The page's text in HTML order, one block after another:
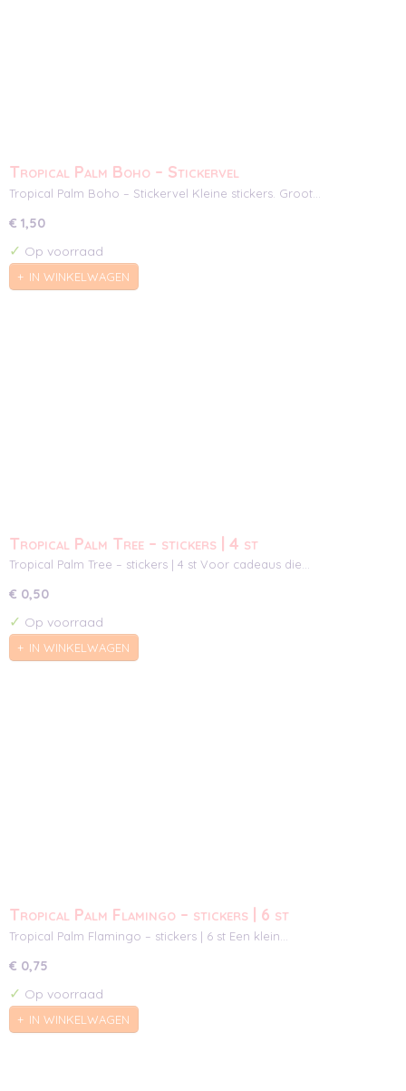
Tropical Palm Boho – Stickervel
Tropical Palm Boho – Stickervel Kleine stickers. Groot…
€ 1,50
✓ Op voorraad
IN WINKELWAGEN
Tropical Palm Tree – stickers | 4 st
Tropical Palm Tree – stickers | 4 st Voor cadeaus die…
€ 0,50
✓ Op voorraad
IN WINKELWAGEN
Tropical Palm Flamingo – stickers | 6 st
Tropical Palm Flamingo – stickers | 6 st Een klein…
€ 0,75
✓ Op voorraad
IN WINKELWAGEN